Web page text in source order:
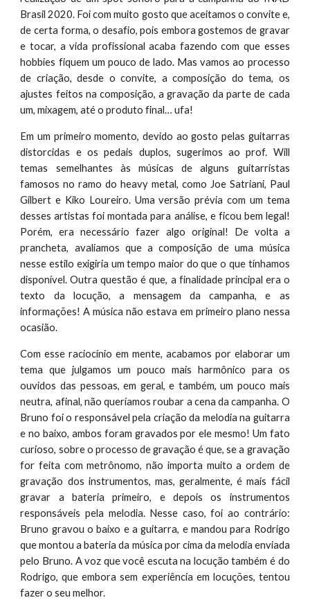
Brasil 2020. Foi com muito gosto que aceitamos o convite e,
de certa forma, o desafio, pois embora gostemos de gravar
e tocar, a vida profissional acaba fazendo com que esses
hobbies fiquem um pouco de lado. Mas vamos ao processo
de criação, desde o convite, a composição do tema, os
ajustes feitos na composição, a gravação da parte de cada
um, mixagem, até o produto final… ufa!
Em um primeiro momento, devido ao gosto pelas guitarras
distorcidas e os pedais duplos, sugerimos ao prof. Will
temas semelhantes às músicas de alguns guitarristas
famosos no ramo do heavy metal, como Joe Satriani, Paul
Gilbert e Kiko Loureiro. Uma versão prévia com um tema
desses artistas foi montada para análise, e ficou bem legal!
Porém, era necessário fazer algo original! De volta a
prancheta, avaliamos que a composição de uma música
nesse estilo exigiria um tempo maior do que o que tínhamos
disponível. Outra questão é que, a finalidade principal era o
texto da locução, a mensagem da campanha, e as
informações! A música não estava em primeiro plano nessa
ocasião.
Com esse raciocínio em mente, acabamos por elaborar um
tema que julgamos um pouco mais harmônico para os
ouvidos das pessoas, em geral, e também, um pouco mais
neutra, afinal, não queríamos roubar a cena da campanha. O
Bruno foi o responsável pela criação da melodia na guitarra
e no baixo, ambos foram gravados por ele mesmo! Um fato
curioso, sobre o processo de gravação é que, se a gravação
for feita com metrônomo, não importa muito a ordem de
gravação dos instrumentos, mas, geralmente, é mais fácil
gravar a bateria primeiro, e depois os instrumentos
responsáveis pela melodia. Nesse caso, foi ao contrário:
Bruno gravou o baixo e a guitarra, e mandou para Rodrigo
que montou a bateria da música por cima da melodia enviada
pelo Bruno. A voz que você escuta na locução também é do
Rodrigo, que embora sem experiência em locuções, tentou
fazer o seu melhor.